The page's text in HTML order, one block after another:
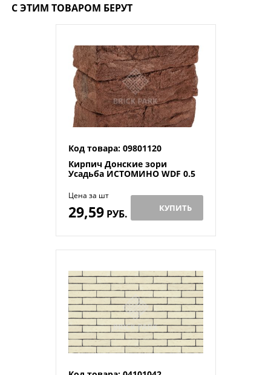
С ЭТИМ ТОВАРОМ БЕРУТ
Код товара: 09801120
Кирпич Донские зори
Усадьба ИСТОМИНО WDF 0.5
Цена за шт
29,59РУБ. КУПИТЬ